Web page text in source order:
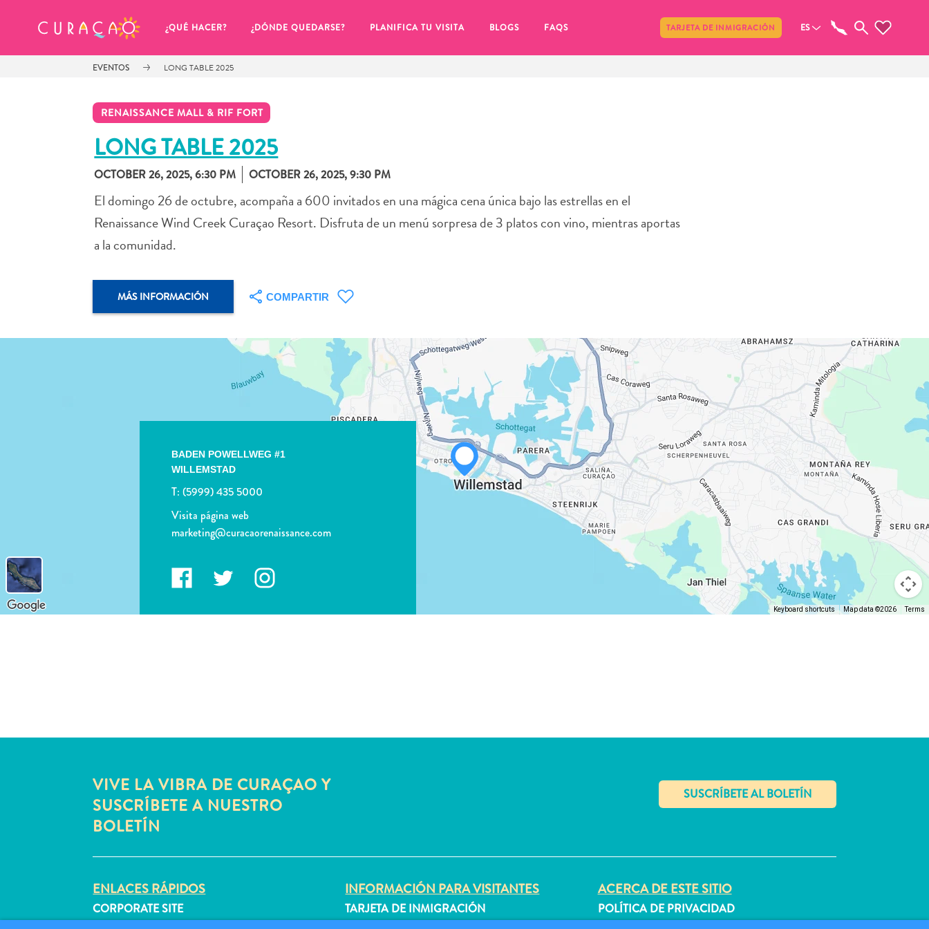
¿QUÉ HACER? ¿DÓNDE QUEDARSE? PLANIFICA TU VISITA BLOGS FAQS TARJETA DE INMIGRACIÓN ES
EVENTOS LONG TABLE 2025
RENAISSANCE MALL & RIF FORT
LONG TABLE 2025
OCTOBER 26, 2025, 6:30 PM OCTOBER 26, 2025, 9:30 PM
El domingo 26 de octubre, acompaña a 600 invitados en una mágica cena única bajo las estrellas en el
Renaissance Wind Creek Curaçao Resort. Disfruta de un menú sorpresa de 3 platos con vino, mientras aportas
a la comunidad.
MÁS INFORMACIÓN COMPARTIR
WHATSAPP
BADEN POWELLWEG #1
WILLEMSTAD
T:(5999) 435 5000
Visita página web
marketing@curacaorenaissance.com
Keyboard shortcuts Map data ©2026 Terms
VIVE LA VIBRA DE CURAÇAO Y
SUSCRÍBETE A NUESTRO
BOLETÍN
✕
ENLACES RÁPIDOS
CORPORATE SITE
INFORMACIÓN PARA VISITANTES
TARJETA DE INMIGRACIÓN
ACERCA DE ESTE SITIO
POLÍTICA DE PRIVACIDAD
MIS FAVORITOS Compartir
Parece que no has guardado
Cuando quiera guardar algo para más tarde, asegúrese de hacer clic en el